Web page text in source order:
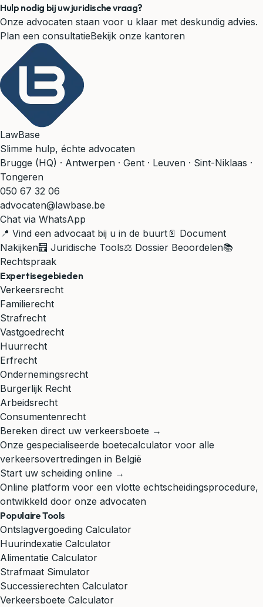
Hulp nodig bij uw juridische vraag?
Onze advocaten staan voor u klaar met deskundig advies.
Plan een consultatieBekijk onze kantoren
LawBase
Slimme hulp, échte advocaten
Brugge (HQ) · Antwerpen · Gent · Leuven · Sint-Niklaas ·
Tongeren
050 67 32 06
advocaten@lawbase.be
Chat via WhatsApp
📍 Vind een advocaat bij u in de buurt 📄 Document
Nakijken🧮 Juridische Tools⚖️ Dossier Beoordelen📚
Rechtspraak
Expertisegebieden
Verkeersrecht
Familierecht
Strafrecht
Vastgoedrecht
Huurrecht
Erfrecht
Ondernemingsrecht
Burgerlijk Recht
Arbeidsrecht
Consumentenrecht
Bereken direct uw verkeersboete →
Onze gespecialiseerde boetecalculator voor alle
verkeersovertredingen in België
Start uw scheiding online →
Online platform voor een vlotte echtscheidingsprocedure,
ontwikkeld door onze advocaten
Populaire Tools
Ontslagvergoeding Calculator
Huurindexatie Calculator
Alimentatie Calculator
Strafmaat Simulator
Successierechten Calculator
Verkeersboete Calculator